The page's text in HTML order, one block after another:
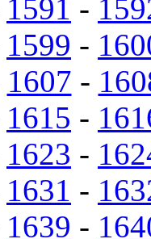
1591 -
1599 -
1607 -
1615 -
1623 -
1631 -
1639 -